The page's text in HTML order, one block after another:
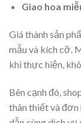
Giao hoa
Giá thành sản
mẫu và kích cỡ.
khi thực hiện,
Bên cạnh đó,
thân thiết và đơn